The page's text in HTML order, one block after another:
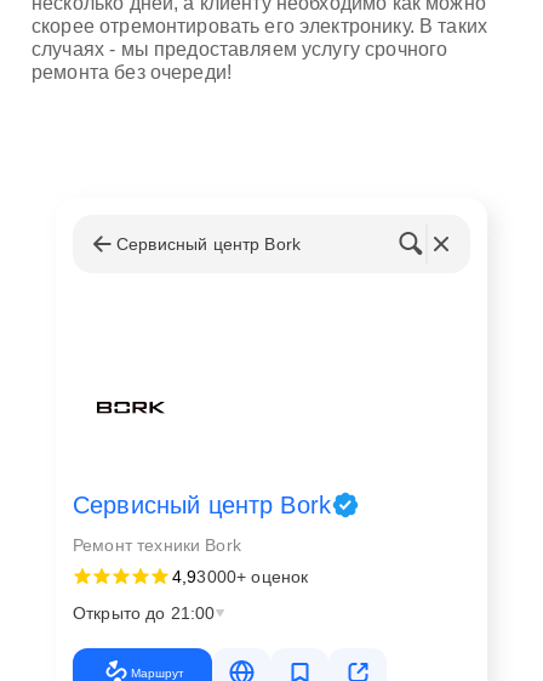
скорее отремонтировать его электронику. В таких
случаях - мы предоставляем услугу срочного
ремонта без очереди!
Сервисный центр Bork
Сервисный центр Bork
Ремонт техники Bork
4,93000+ оценок
Открыто до 21:00
Маршрут